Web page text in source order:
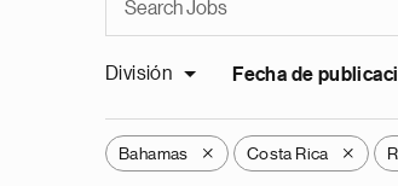
División Fecha de
Bahamas X Costa Rica X